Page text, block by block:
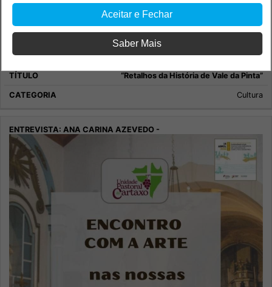
“Retalhos da História de Vale da Pinta”
Cultura
Aceitar e Fechar
Saber Mais